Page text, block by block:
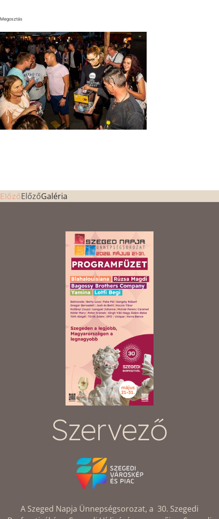
Megosztás
ElőzőElőzőGaléria
Szervező
A Szeged Napja Ünnepségsorozat, a 30. Szegedi